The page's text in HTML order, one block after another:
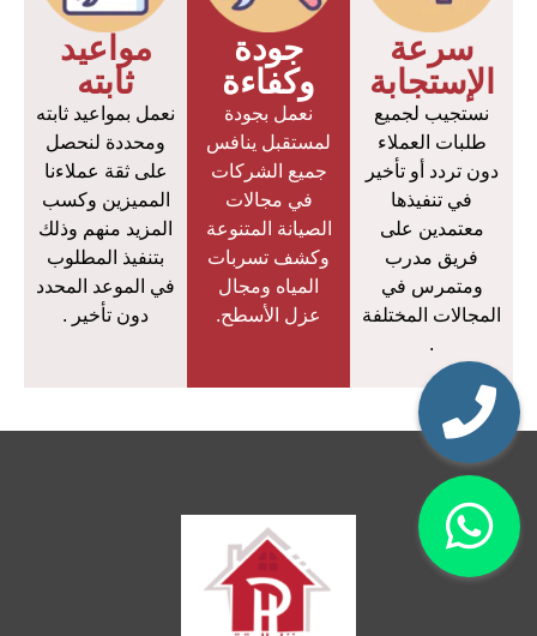
سرعة
الإستجابة
نستجيب لجميع
طلبات العملاء
دون تردد أو تأخير
في تنفيذها
معتمدين على
فريق مدرب
ومتمرس في
المجالات المختلفة
.
جودة
وكفاءة
نعمل بجودة
لمستقبل ينافس
جميع الشركات
في مجالات
الصيانة المتنوعة
وكشف تسربات
المياه ومجال
عزل الأسطح.
مواعيد
ثابته
نعمل بمواعيد ثابته
ومحددة لنحصل
على ثقة عملاءنا
المميزين وكسب
المزيد منهم وذلك
بتنفيذ المطلوب
في الموعد المحدد
دون تأخير .